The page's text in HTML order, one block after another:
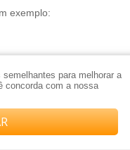
para melhorar a
concorda com a nossa
exemplo:
no WhatsApp